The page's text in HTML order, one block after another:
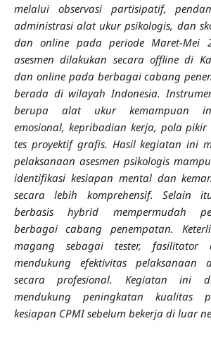
melalui observasi partisipatif,
administrasi alat ukur psikologis, dan
dan online pada periode Maret-Mei
asesmen dilakukan secara offline di
dan online pada berbagai cabang
berada di wilayah Indonesia.
berupa alat ukur kemampuan
emosional, kepribadian kerja, pola pikir
tes proyektif grafis. Hasil kegiatan ini
pelaksanaan asesmen psikologis
identifikasi kesiapan mental dan
secara lebih komprehensif. Selain
berbasis hybrid mempermudah
berbagai cabang penempatan.
magang sebagai tester,
mendukung efektivitas pelaksanaan
secara profesional. Kegiatan ini
mendukung peningkatan kualitas
kesiapan CPMI sebelum bekerja di luar